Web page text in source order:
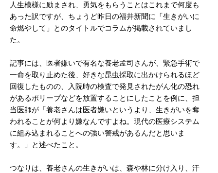
人生模様に励まされ、勇気をもらうことはこれまで何度も
あった訳ですが、ちょうど昨日の福井新聞に「生きがいに
命燃やして」とのタイトルでコラムが掲載されていまし
た。
記事には、医者嫌いで有名な養老孟司さんが、緊急手術で
一命を取り止めた後、好きな昆虫採取に出かけられるほど
回復したものの、入院時の検査で発見されたがん化の恐れ
があるポリープなどを放置することにしたことを例に、担
当医師が「養老さんは医者嫌いというより、生きがいを奪
われることが何より嫌なんですよね。現代の医療システム
に組み込まれることへの強い警戒があるんだと思いま
す。」と述べたこと。
つなりは、養老さんの生きがいは、森や林に分け入り、汗